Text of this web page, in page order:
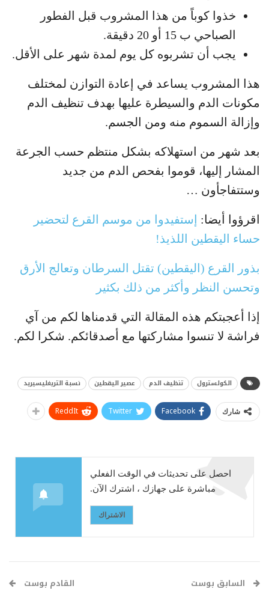
خذوا كوباً من هذا المشروب قبل الفطور
الصباحي ب 15 أو 20 دقيقة.
يجب أن تشربوه كل يوم لمدة شهر على الأقل.
هذا المشروب يساعد في إعادة التوازن لمختلف
مكونات الدم والسيطرة عليها بهدف تنظيف الدم
وإزالة السموم منه ومن الجسم.
بعد شهر من استهلاكه بشكل منتظم حسب الجرعة
المشار إليها، قوموا بفحص الدم من جديد
وستتفاجأون …
اقرؤوا أيضا: إستفيدوا من موسم القرع لتحضير
حساء اليقطين اللذيذ!
بذور القرع (اليقطين) تقتل السرطان وتعالج الأرق
وتحسن النظر وأكثر من ذلك بكثير
إذا أعجبتكم هذه المقالة التي قدمناها لكم من آي
فراشة لا تنسوا مشاركتها مع أصدقائكم. شكرا لكم.
الكولسترول تنظيف الدم عصير اليقطين نسبة التريغليسيريد
شارك Facebook
Twitter
ReddIt
احصل على تحديثات في الوقت الفعلي
مباشرة على جهازك ، اشترك الآن.
الاشتراك
السابق بوست القادم بوست